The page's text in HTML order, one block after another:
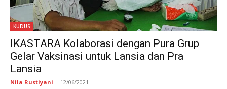
KUDUS
IKASTARA Kolaborasi dengan Pura Grup
Gelar Vaksinasi untuk Lansia dan Pra
Lansia
Nila Rustiyani - 12/06/2021